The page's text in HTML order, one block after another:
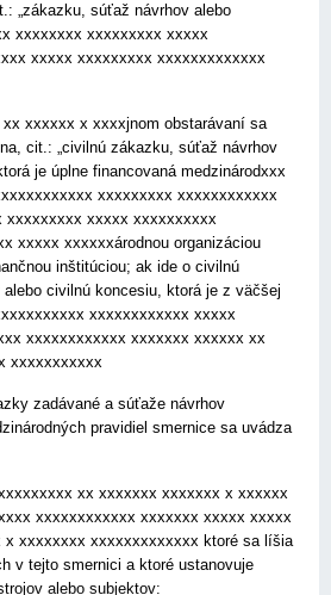
„zákazku, súťaž návrhov alebo
xxxxxxxx xxxxxxxxx xxxxx
xxxxx xxxxxxxxx xxxxxxxxxxxxx
xxxxxx x xxxxjnom obstarávaní sa
cit.: „civilnú zákazku, súťaž návrhov
je úplne financovaná medzinárodxxx
xxxxxxxxx xxxxxxxxxxxx
xxxxxxxxx xxxxx xxxxxxxxxx
xxxxx xxxxxxárodnou organizáciou
inštitúciou; ak ide o civilnú
civilnú koncesiu, ktorá je z väčšej
xxxxxxxxxxxx xxxxx
xxxxxxxxxxxx xxxxxxx xxxxxx xx
xxxxxxxxxxx
zadávané a súťaže návrhov
pravidiel smernice sa uvádza
xx xxxxxxx xxxxxxx x xxxxxx
xxxxxxxxxxxx xxxxxxx xxxxx xxxxx
xxxxxxxx xxxxxxxxxxxxx ktoré sa líšia
v tejto smernici a ktoré ustanovuje
alebo subjektov: